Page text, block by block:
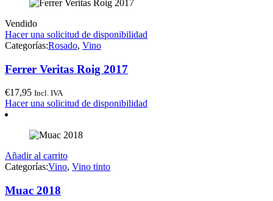
Vendido
Hacer una solicitud de disponibilidad
Categorías:Rosado, Vino
Ferrer Veritas Roig 2017
€17,95 Incl. IVA
Hacer una solicitud de disponibilidad
Añadir al carrito
Categorías:Vino, Vino tinto
Muac 2018